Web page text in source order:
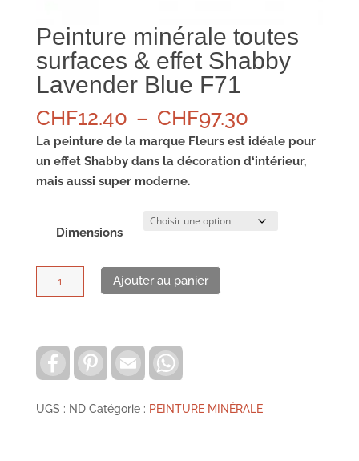
Peinture minérale toutes
surfaces & effet Shabby
Lavender Blue F71
CHF12.40 – CHF97.30Plage
de
prix :
CHF97.30
La peinture de la marque Fleurs est idéale pour
un effet Shabbydans la décoration d‘intérieur,
mais aussi super moderne.
Dimensions
de
toutes
surfaces
&
effet
Ajouter au panier
c
e
b
n
t
e
a
i
l
a
t
s
UGS : ND Catégorie : PEINTURE MINÉRALE